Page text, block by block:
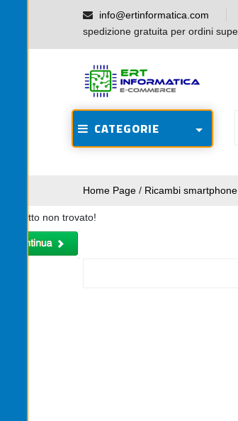
info@ertinformatica.com
spedizione gratuita per ordini
CATEGORIE
Home Page / Ricambi
Prodotto non trovato!